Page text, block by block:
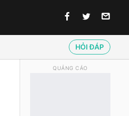
HỎI ĐÁP
QUẢNG CÁO